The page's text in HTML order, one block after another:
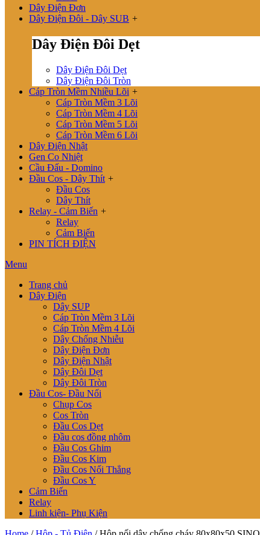
Dây Điện Đơn
Dây Điện Đôi - Dây SUB +
Dây Điện Đôi Dẹt
Dây Điện Đôi Dẹt
Dây Điện Đôi Tròn
Cáp Tròn Mềm Nhiều Lõi +
Cáp Tròn Mềm 3 Lõi
Cáp Tròn Mềm 4 Lõi
Cáp Tròn Mềm 5 Lõi
Cáp Tròn Mềm 6 Lõi
Dây Điện Nhật
Gen Co Nhiệt
Cầu Đấu - Domino
Đầu Cos - Dây Thít +
Đầu Cos
Dây Thít
Relay - Cảm Biến +
Relay
Cảm Biến
PIN TÍCH ĐIỆN
Menu
Trang chủ
Dây Điện
Dây SUP
Cáp Tròn Mềm 3 Lõi
Cáp Tròn Mềm 4 Lõi
Dây Chống Nhiễu
Dây Điện Đơn
Dây Điện Nhật
Dây Đôi Dẹt
Dây Đôi Tròn
Đầu Cos- Đầu Nối
Chụp Cos
Cos Tròn
Đầu Cos Dẹt
Đầu cos đồng nhôm
Đầu Cos Ghim
Đầu Cos Kim
Đầu Cos Nối Thẳng
Đầu Cos Y
Cảm Biến
Relay
Linh kiện- Phụ Kiện